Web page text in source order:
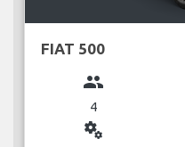
FIAT 500
group
4
miscellaneous_services